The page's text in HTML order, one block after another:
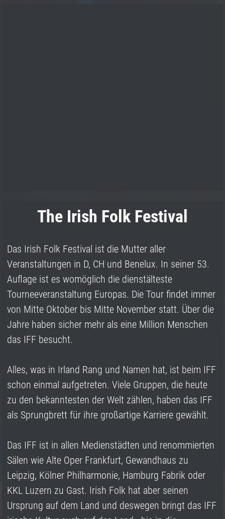
The Irish Folk Festival
Das Irish Folk Festival ist die Mutter aller
Veranstaltungen in D, CH und Benelux. In seiner 53.
Auflage ist es womöglich die dienstälteste
Tourneeveranstaltung Europas. Die Tour findet immer
von Mitte Oktober bis Mitte November statt. Über die
Jahre haben sicher mehr als eine Million Menschen
das IFF besucht.
Alles, was in Irland Rang und Namen hat, ist beim IFF
schon einmal aufgetreten. Viele Gruppen, die heute
zu den bekanntesten der Welt zählen, haben das IFF
als Sprungbrett für ihre großartige Karriere gewählt.
Das IFF ist in allen Medienstädten und renommierten
Sälen wie Alte Oper Frankfurt, Gewandhaus zu
Leipzig, Kölner Philharmonie, Hamburg Fabrik oder
KKL Luzern zu Gast. Irish Folk hat aber seinen
Ursprung auf dem Land und deswegen bringt das IFF